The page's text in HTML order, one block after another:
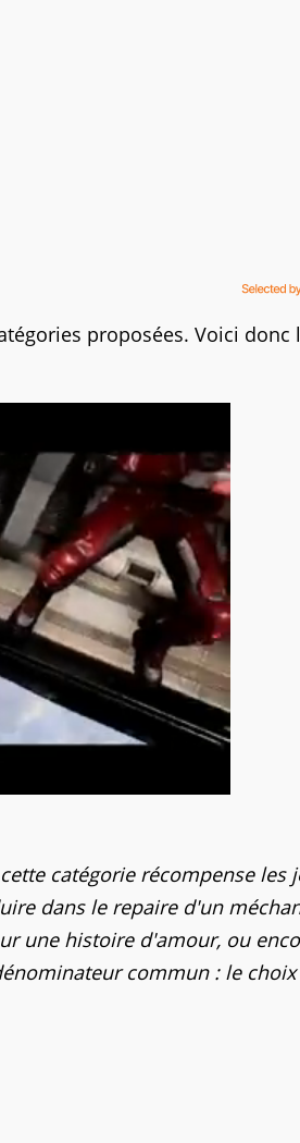
proposées. Voici donc
catégorie récompense les
dans le repaire d'un
une histoire d'amour, ou
commun : le